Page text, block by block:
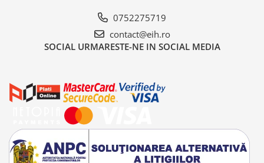
0752275719
contact@eih.ro
SOCIAL URMARESTE-NE IN SOCIAL MEDIA